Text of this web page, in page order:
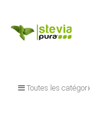
Toutes les